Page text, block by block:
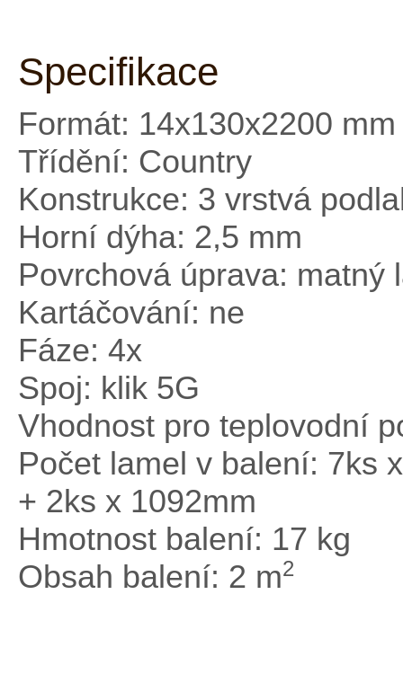
Specifikace
Formát: 14x130x2200 mm
Třídění: Country
Konstrukce: 3 vrstvá
Horní dýha: 2,5 mm
Povrchová úprava: matný
Kartáčování: ne
Fáze: 4x
Spoj: klik 5G
Vhodnost pro teplovodní
Počet lamel v balení: 7ks
+ 2ks x 1092mm
Hmotnost balení: 17 kg
Obsah balení: 2 m2